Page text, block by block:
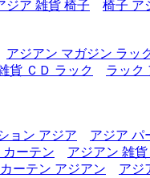
ジア 雑貨 椅子 椅子 ア
アジアン マガジン ラッ
貨 ＣＤ ラック ラック
ョン アジア アジア パ
カーテン アジアン 雑
ーテン アジアン アジ